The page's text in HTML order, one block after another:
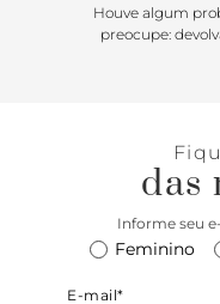
Houve algum
preocupe:
das
Informe seu
Feminino
E-mail*